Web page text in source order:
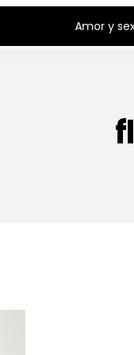
Amor y